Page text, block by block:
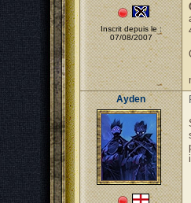
Inscrit depuis le :
07/08/2007
Ayden